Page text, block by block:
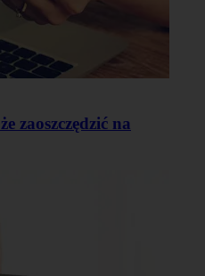
zaoszczędzić na